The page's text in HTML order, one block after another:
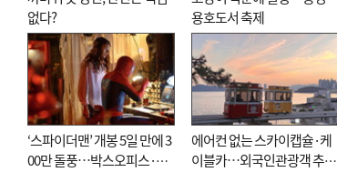
없다?
용호도서 축제
‘스파이더맨’ 개봉 5일 만에 3
00만 돌풍…박스오피스·예
에어컨 없는 스카이캡슐·케
이블카…외국인관광객 추억